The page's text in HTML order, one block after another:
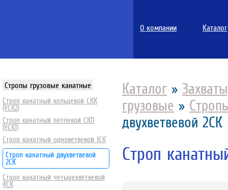
О компании Каталог
Стропы грузовые канатные
Строп канатный кольцевой СКК
(УСК2)
Строп канатный петлевой СКП
(УСК1)
Строп канатный одноветвевой 1СК
Строп канатный двухветвевой
2СК
Строп канатный четырехветвевой
4СК
Каталог »
грузовые »
двухветвевой 2СК
Строп